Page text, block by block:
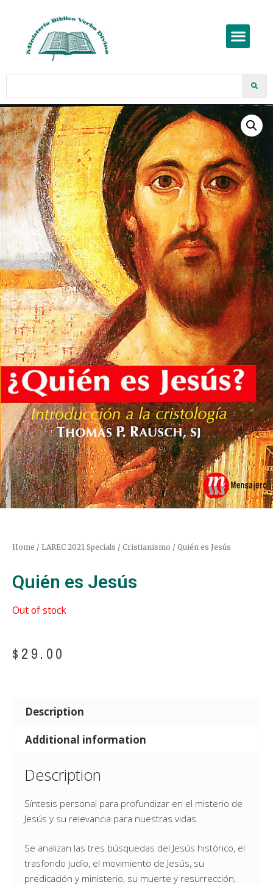
Home / LAREC 2021 Specials / Cristianismo / Quién es Jesús
Quién es Jesús
Out of stock
$ 29.00
Description
Additional information
Description
Síntesis personal para profundizar en el misterio de
Jesús y su relevancia para nuestras vidas.
Se analizan las tres búsquedas del Jesús histórico, el
trasfondo judío, el movimiento de Jesús, su
predicación y ministerio, su muerte y resurrección,